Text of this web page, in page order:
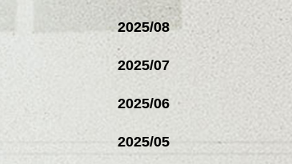
2025/08
2025/07
2025/06
2025/05